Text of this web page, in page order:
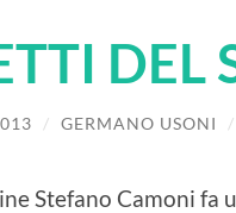
DEL
/ GERMANO USONI /
Stefano Camoni fa